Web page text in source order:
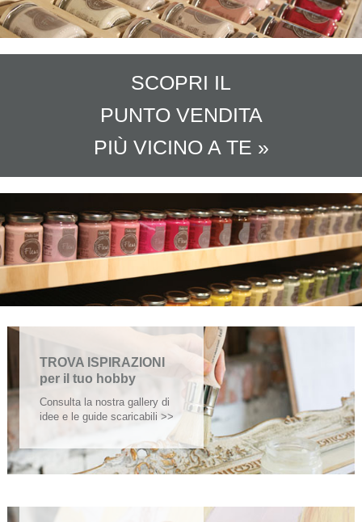
SCOPRI IL
PUNTO VENDITA
PIÙ VICINO A TE »
TROVA ISPIRAZIONI
per il tuo hobby
Consulta la nostra gallery di
idee e le guide scaricabili >>